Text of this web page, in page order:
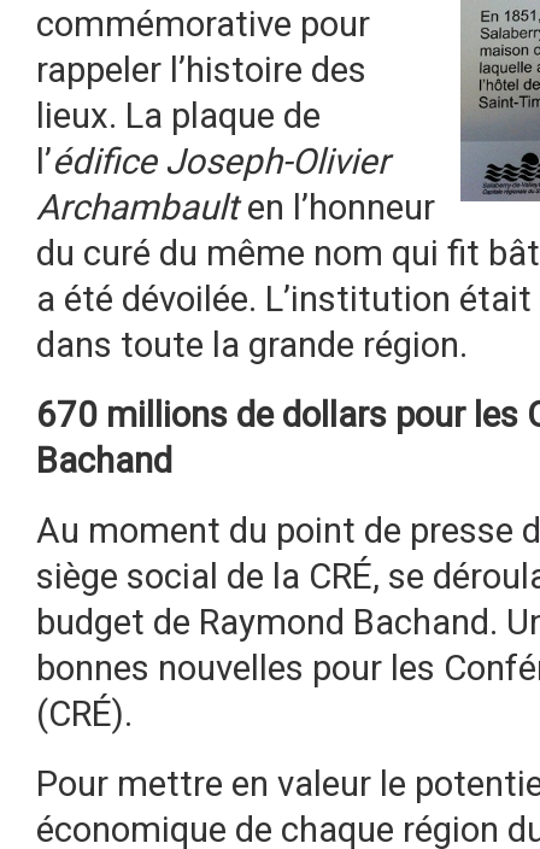
commémorative pour
rappeler l’histoire des
lieux. La plaque de
l’édifice Joseph-Olivier
Archambaulten l’honneur
du curé du même nom qui fit
a été dévoilée. L’institution
dans toute la grande région.
670 millions de dollars pour les
Bachand
Au moment du point de presse
siège social de la CRÉ, se
budget de Raymond Bachand.
bonnes nouvelles pour les
(CRÉ).
Pour mettre en valeur le
économique de chaque région